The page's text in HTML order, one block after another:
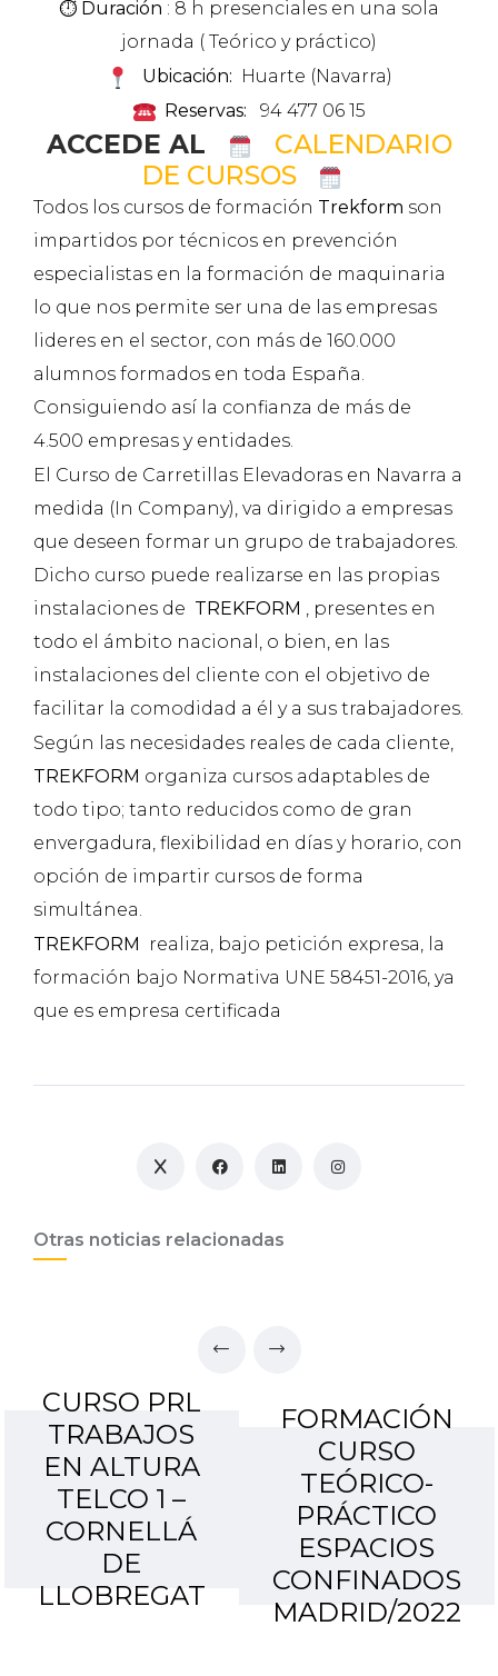
⏱️ Duración : 8 h presenciales en una sola
jornada ( Teórico y práctico)
Ubicación: Huarte (Navarra)
Reservas:
94 477 06 15
ACCEDE AL
CALENDARIO
DE CURSOS
Todos los cursos de formación Trekform son
impartidos por técnicos en prevención
especialistas en la formación de maquinaria
lo que nos permite ser una de las empresas
lideres en el sector, con más de 160.000
alumnos formados en toda España.
Consiguiendo así la confianza de más de
4.500 empresas y entidades.
El Curso de Carretillas Elevadoras en Navarra a
medida (In Company), va dirigido a empresas
que deseen formar un grupo de trabajadores.
Dicho curso puede realizarse en las propias
instalaciones de TREKFORM , presentes en
todo el ámbito nacional, o bien, en las
instalaciones del cliente con el objetivo de
facilitar la comodidad a él y a sus trabajadores.
Según las necesidades reales de cada cliente,
TREKFORM organiza cursos adaptables de
todo tipo; tanto reducidos como de gran
envergadura, flexibilidad en días y horario, con
opción de impartir cursos de forma
simultánea.
TREKFORM
realiza, bajo petición expresa, la
formación bajo Normativa UNE 58451-2016, ya
que es empresa certificada
Otras noticias relacionadas
CURSO PRL
TRABAJOS
EN ALTURA
TELCO 1 –
CORNELLÁ
DE
LLOBREGAT
FORMACIÓN
CURSO
TEÓRICO-
PRÁCTICO
ESPACIOS
CONFINADOS
MADRID/2022